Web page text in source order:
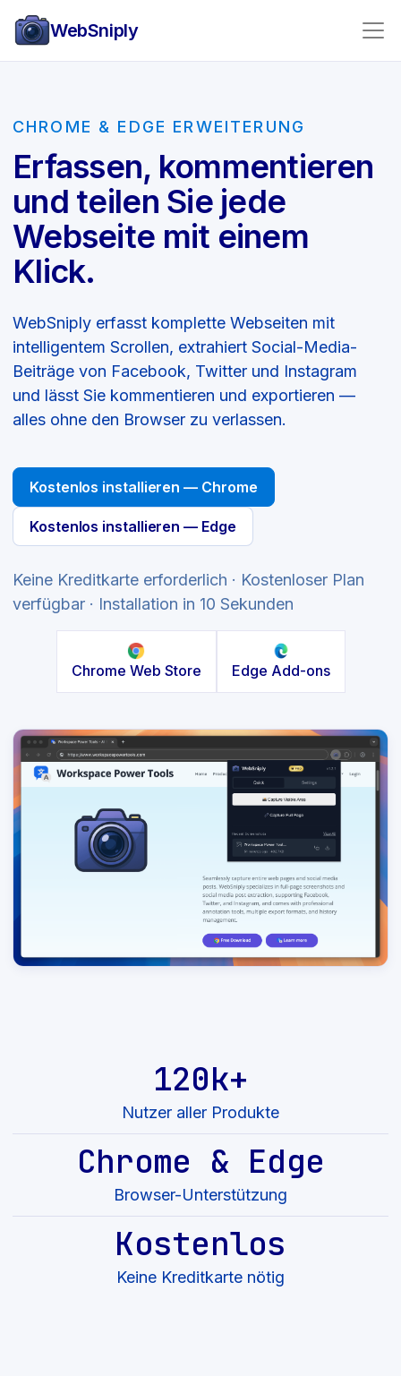
WebSniply
CHROME & EDGE ERWEITERUNG
Erfassen, kommentieren
und teilen Sie jede
Webseite mit einem
Klick.
WebSniply erfasst komplette Webseiten mit
intelligentem Scrollen, extrahiert Social-Media-
Beiträge von Facebook, Twitter und Instagram
und lässt Sie kommentieren und exportieren —
alles ohne den Browser zu verlassen.
Kostenlos installieren — Chrome
Kostenlos installieren — Edge
Keine Kreditkarte erforderlich · Kostenloser Plan
verfügbar · Installation in 10 Sekunden
Chrome Web Store Edge Add-ons
120k+
Nutzer aller Produkte
Chrome & Edge
Browser-Unterstützung
Kostenlos
Keine Kreditkarte nötig